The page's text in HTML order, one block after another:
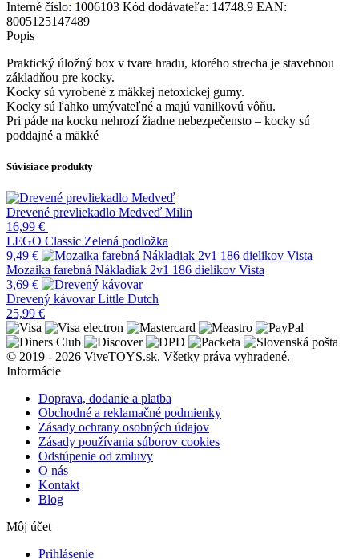
Interné číslo: 1006103 Kód dodávateľa: 14748.9 EAN:
8005125147489
Popis
Praktický úložný box v tvare hradu, ktorého strecha je stavebnou
základňou pre kocky.
Kocky sú vyrobené z mäkkej netoxickej gumy.
Kocky sú ľahko umývateľné a majú vanilkovú vôňu.
Pri páde na kocku nehrozí žiadne nebezpečensto – kocky sú
poddajné a mäkké
Súvisiace produkty
Drevené prevliekadlo Medveď Milin
16,99 €
LEGO Classic Zelená podložka
9,49 €
Mozaika farebná Nákladiak 2v1 186 dielikov Vista
3,69 €
Drevený kávovar Little Dutch
25,99 €
© 2019 - 2026 ViveTOYS.sk. Všetky práva vyhradené.
Informácie
Doprava, dodanie a platba
Obchodné a reklamačné podmienky
Zásady ochrany osobných údajov
Zásady používania súborov cookies
Odstúpenie od zmluvy
O nás
Kontakt
Blog
Môj účet
Prihlásenie